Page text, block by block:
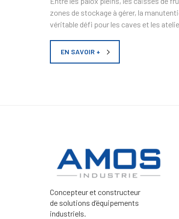
zones de stockage à gérer, la
véritable défi pour les caves et les
EN SAVOIR +
Concepteur et constructeur
de solutions d’équipements
industriels.